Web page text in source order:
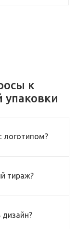
к
логотипом?
тираж?